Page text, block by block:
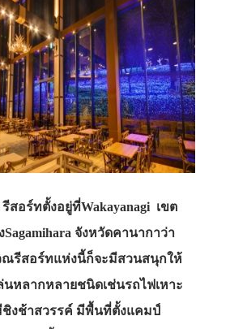
สอร์ทตั้งอยู่ที่Wakayanagi เขต
Sagamihara จังหวัดคานากาว่า
ณรีสอร์ทแห่งนี้ก็จะมีสวนสนุกให้
ล่นหลากหลายชนิดเช่นรถไฟเหาะ
ชิงช้าสวรรค์ มีพื้นที่ตั้งแคมป์